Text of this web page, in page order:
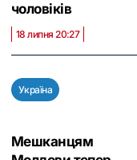
чоловіків
18 липня 20:27
Україна
Мешканцям